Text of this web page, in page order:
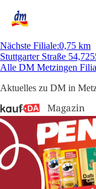
Nächste Filiale:0,75 km
Stuttgarter Straße 54,
Alle DM Metzingen
Aktuelles zu DM in